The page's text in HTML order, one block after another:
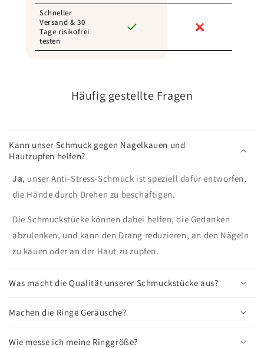
Schneller
Versand & 30
Tage risikofrei
testen
Häufig gestellte Fragen
Kann unser Schmuck gegen Nagelkauen und
Hautzupfen helfen?
Ja, unser Anti-Stress-Schmuck ist speziell dafür entworfen,
die Hände durch Drehen zu beschäftigen.
Die Schmuckstücke können dabei helfen, die Gedanken
abzulenken, und kann den Drang reduzieren, an den Nägeln
zu kauen oder an der Haut zu zupfen.
Was macht die Qualität unserer Schmuckstücke aus?
Machen die Ringe Geräusche?
Wie messe ich meine Ringgröße?